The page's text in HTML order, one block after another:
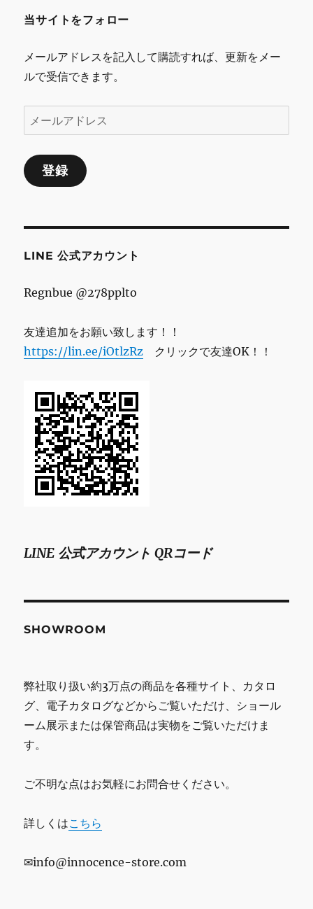
当サイトをフォロー
メールアドレスを記入して購読すれば、更新をメー
ルで受信できます。
ー
ル
ア
ス
登録
LINE 公式アカウント
Regnbue @278pplto
友達追加をお願い致します！！
https://lin.ee/iOtlzRz クリックで友達OK！！
LINE 公式アカウント QRコード
SHOWROOM
弊社取り扱い約3万点の商品を各種サイト、カタロ
グ、電子カタログなどからご覧いただけ、ショール
ーム展示または保管商品は実物をご覧いただけま
す。
ご不明な点はお気軽にお問合せください。
詳しくはこちら
✉info@innocence-store.com